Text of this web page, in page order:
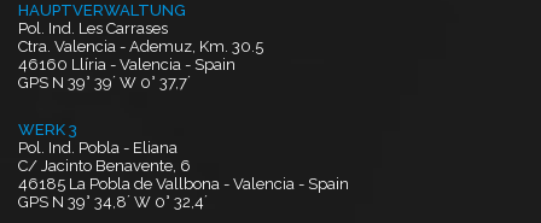
HAUPTVERWALTUNG
Pol. Ind. Les Carrases
Ctra. Valencia - Ademuz, Km. 30.5
46160 Llíria - Valencia - Spain
GPS N 39° 39´ W 0° 37,7´
WERK 3
Pol. Ind. Pobla - Eliana
C/ Jacinto Benavente, 6
46185 La Pobla de Vallbona - Valencia - Spain
GPS N 39° 34,8´ W 0° 32,4´